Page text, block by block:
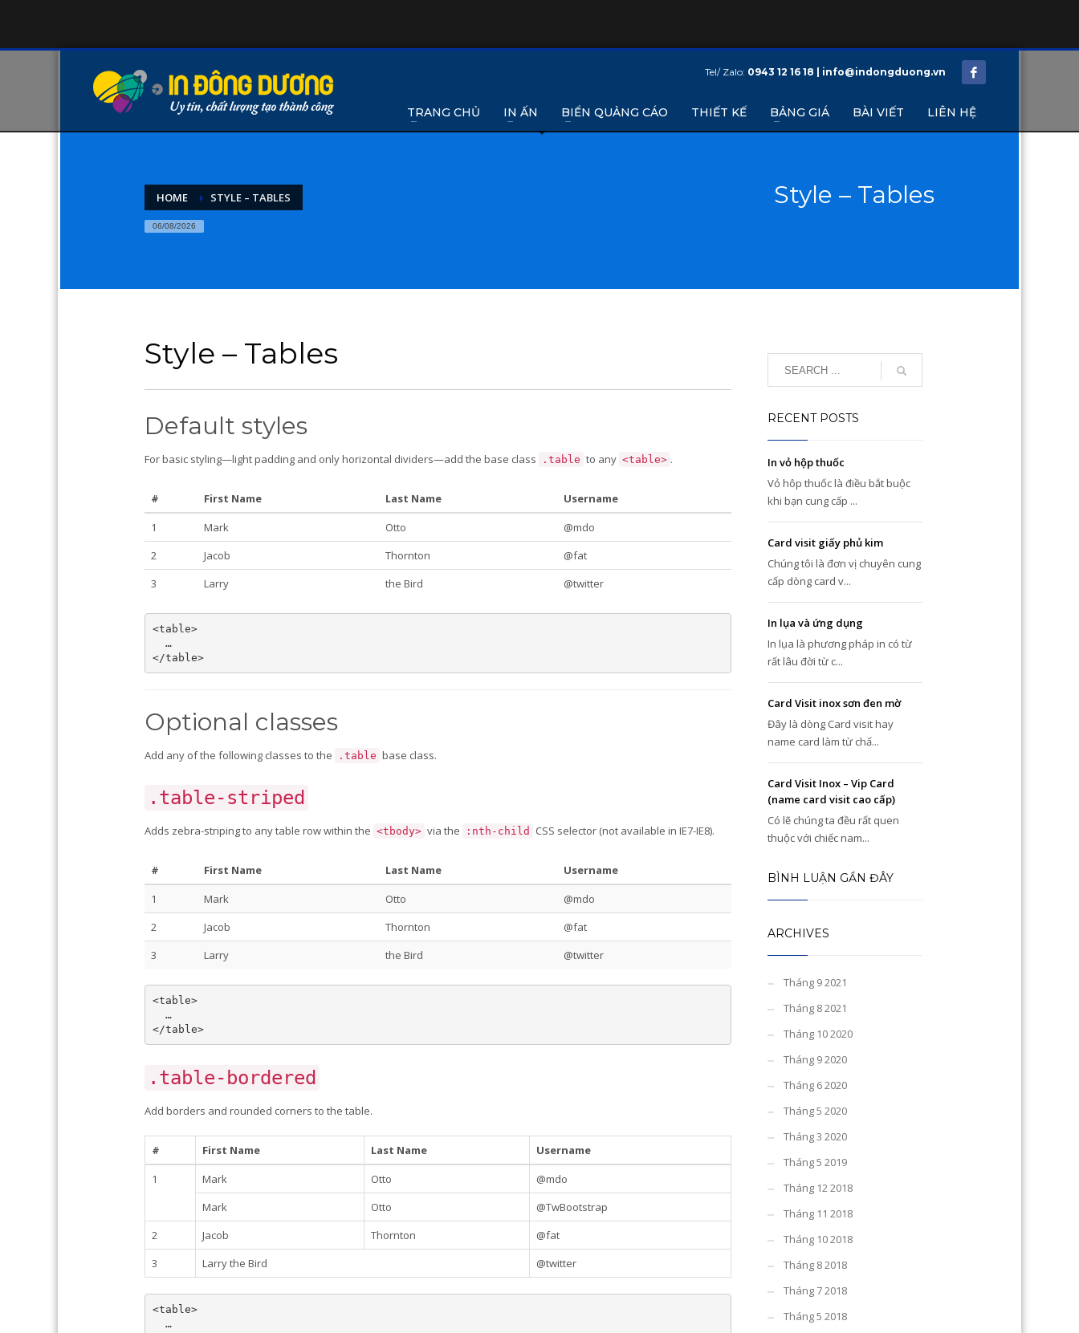
Tel/ Zalo: 0943 12 16 18 | info@indongduong.vn
TRANG CHỦ IN ẤN BIỂN QUẢNG CÁO THIẾT KẾ BẢNG GIÁ BÀI VIẾT LIÊN HỆ
HOME STYLE – TABLES
06/08/2026
Style – Tables
Style – Tables
Default styles
For basic styling—light padding and only horizontal dividers—add the base class .table to any <table> .
# First Name Last Name
Username
1
Mark Otto
@mdo
2
Jacob Thornton
@fat
3
Larry the Bird @twitter
<table>
  …
Optional classes
Add any of the following classes to the .table base class.
.table-striped
Adds zebra-striping to any table row within the <tbody> via the :nth-child CSS selector (not available in IE7-IE8).
# First Name Last Name
Username
1
Mark Otto
@mdo
2
Jacob Thornton
@fat
3
Larry the Bird @twitter
<table>
  …
.table-bordered
Add borders and rounded corners to the table.
# First Name Last Name
Username
1
Mark Otto
@mdo
Mark
Otto
@TwBootstrap
2
Jacob Thornton
@fat
3
Larry the Bird @twitter
<table>
  …
RECENT POSTS
In vỏ hộp thuốc
Vỏ hôp thuốc là điều bắt buộc
khi bạn cung cấp ...
Card visit giấy phủ kim
Chúng tôi là đơn vị chuyên cung
cấp dòng card v...
In lụa và ứng dụng
In lụa là phương pháp in có từ
rất lâu đời từ c...
Card Visit inox sơn đen mờ
Đây là dòng Card visit hay
name card làm từ chấ...
Card Visit Inox – Vip Card
(name card visit cao cấp)
Có lẽ chúng ta đều rất quen
thuộc với chiếc nam...
BÌNH LUẬN GẦN ĐÂY
ARCHIVES
Tháng 9 2021
Tháng 8 2021
Tháng 10 2020
Tháng 9 2020
Tháng 6 2020
Tháng 5 2020
Tháng 3 2020
Tháng 5 2019
Tháng 12 2018
Tháng 11 2018
Tháng 10 2018
Tháng 8 2018
Tháng 7 2018
Tháng 5 2018